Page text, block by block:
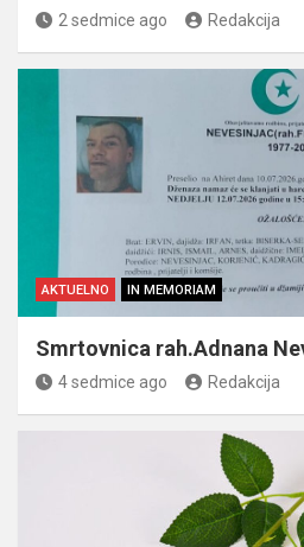
2 sedmice ago Redakcija
AKTUELNO IN MEMORIAM
Smrtovnica rah.Adnana
4 sedmice ago Redakcija